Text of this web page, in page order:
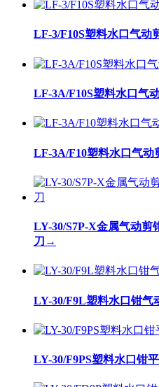
LF-3/F10S塑料水口气动
LF-3A/F10S塑料水口气
LF-3A/F10塑料水口气动
LY-30/S7P-X金属气动剪
刀 →
LY-30/F9L塑料水口钳气
LY-30/F9PS塑料水口钳